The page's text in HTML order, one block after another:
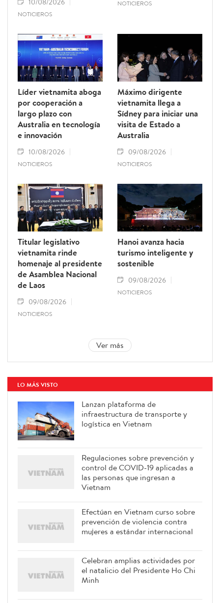
10/08/2026
NOTICIEROS
NOTICIEROS
Líder vietnamita aboga
por cooperación a
largo plazo con
Australia en tecnología
e innovación
10/08/2026
NOTICIEROS
Máximo dirigente
vietnamita llega a
Sídney para iniciar una
visita de Estado a
Australia
09/08/2026
NOTICIEROS
Titular legislativo
vietnamita rinde
homenaje al presidente
de Asamblea Nacional
de Laos
09/08/2026
NOTICIEROS
Hanoi avanza hacia
turismo inteligente y
sostenible
09/08/2026
NOTICIEROS
Ver más
LO MÁS VISTO
Lanzan plataforma de
infraestructura de transporte y
logística en Vietnam
Regulaciones sobre prevención y
control de COVID-19 aplicadas a
las personas que ingresan a
Vietnam
Efectúan en Vietnam curso sobre
prevención de violencia contra
mujeres a estándar internacional
Celebran amplias actividades por
el natalicio del Presidente Ho Chi
Minh